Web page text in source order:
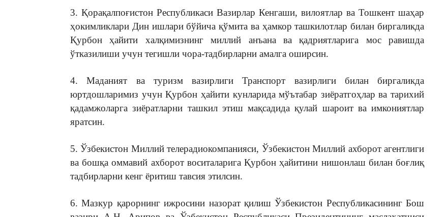
3. Қорақалпоғистон Республикаси Вазирлар Кенгаши, вилоятлар ва Тошкент шаҳар
ҳокимликлари Дин ишлари бўйича қўмита ва ҳамкор ташкилотлар билан биргаликда
Қурбон ҳайити халқимизнинг миллий анъана ва қадриятларига мос равишда
ўтказилиши учун тегишли чора-тадбирларни амалга оширсин.
4. Маданият ва туризм вазирлиги Транспорт вазирлиги билан биргаликда
юртдошларимиз учун Қурбон ҳайити кунларида мўътабар зиёратгоҳлар ва тарихий
қадамжоларга зиёратларни ташкил этиш мақсадида қулай шароит ва имкониятлар
яратсин.
5. Ўзбекистон Миллий телерадиокомпанияси, Ўзбекистон Миллий ахборот агентлиги
ва бошқа оммавий ахборот воситаларига Қурбон ҳайитини нишонлаш билан боғлиқ
тадбирларни кенг ёритиш тавсия этилсин.
6. Мазкур қарорнинг ижросини назорат қилиш Ўзбекистон Республикасининг Бош